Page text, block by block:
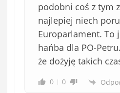
podobni coś z tym
najlepiej niech
Europarlament. To
hańba dla PO-
że dożyję takich
0 0